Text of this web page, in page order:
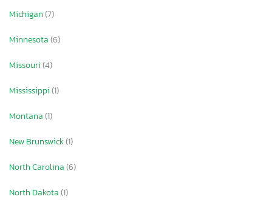
Michigan(7)
Minnesota(6)
Missouri(4)
Mississippi(1)
Montana(1)
New Brunswick(1)
North Carolina(6)
North Dakota(1)